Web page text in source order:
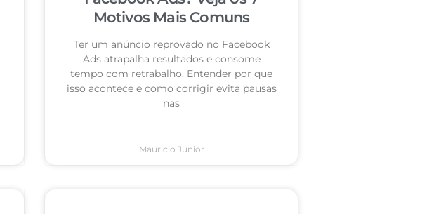
Motivos Mais Comuns
Ter um anúncio reprovado no Facebook
Ads atrapalha resultados e consome
tempo com retrabalho. Entender por que
isso acontece e como corrigir evita pausas
nas
Mauricio Junior